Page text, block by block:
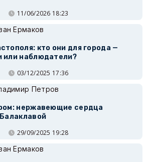
11/06/2026 18:23
Ермаков
кто они для города —
или наблюдатели?
03/12/2025 17:36
Петров
нержавеющие сердца
29/09/2025 19:28
Ермаков